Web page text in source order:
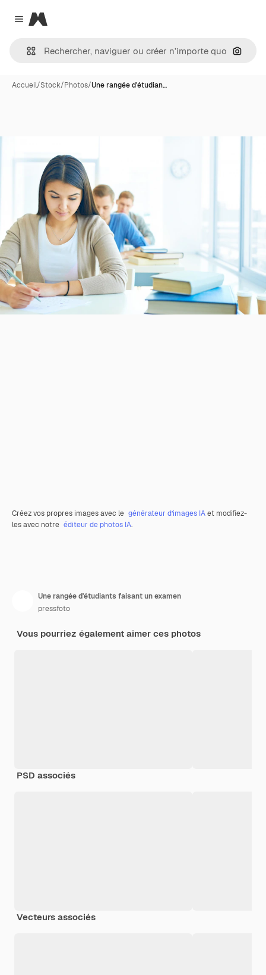
Close menu
Magnific
Accueil/Stock/Photos/Une rangée d'étudian…
Créez vos propres images avec le générateur d’images IAet modifiez-
les avec notre éditeur de photos IA.
Une rangée d'étudiants faisant un examen
pressfoto
Vous pourriez également aimer ces photos
PSD associés
Vecteurs associés